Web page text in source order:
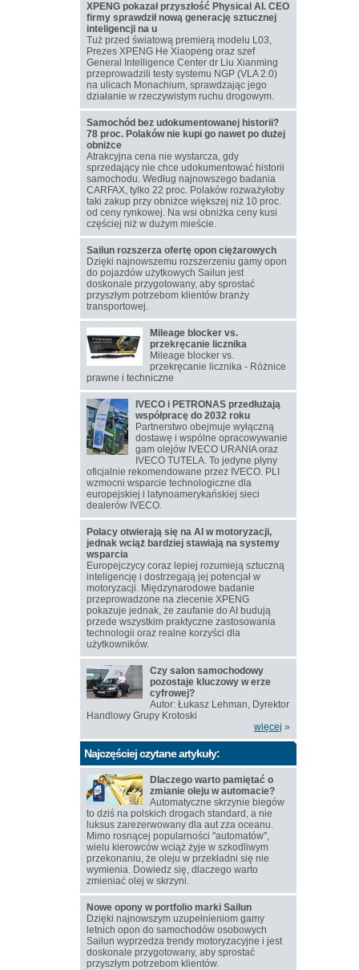
XPENG pokazał przyszłość Physical AI. CEO
firmy sprawdził nową generację sztucznej
inteligencji na u
Tuż przed światową premierą modelu L03,
Prezes XPENG He Xiaopeng oraz szef
General Intelligence Center dr Liu Xianming
przeprowadzili testy systemu NGP (VLA 2.0)
na ulicach Monachium, sprawdzając jego
działanie w rzeczywistym ruchu drogowym.
Samochód bez udokumentowanej historii?
78 proc. Polaków nie kupi go nawet po dużej
obniżce
Atrakcyjna cena nie wystarcza, gdy
sprzedający nie chce udokumentować historii
samochodu. Według najnowszego badania
CARFAX, tylko 22 proc. Polaków rozważyłoby
taki zakup przy obniżce większej niż 10 proc.
od ceny rynkowej. Na wsi obniżka ceny kusi
częściej niż w dużym mieście.
Sailun rozszerza ofertę opon ciężarowych
Dzięki najnowszemu rozszerzeniu gamy opon
do pojazdów użytkowych Sailun jest
doskonale przygotowany, aby sprostać
przyszłym potrzebom klientów branży
transportowej.
Mileage blocker vs.
przekręcanie licznika
Mileage blocker vs.
przekręcanie licznika - Różnice
prawne i techniczne
IVECO i PETRONAS przedłużają
współpracę do 2032 roku
Partnerstwo obejmuje wyłączną
dostawę i wspólne opracowywanie
gam olejów IVECO URANIA oraz
IVECO TUTELA. To jedyne płyny
oficjalnie rekomendowane przez IVECO. PLI
wzmocni wsparcie technologiczne dla
europejskiej i latynoamerykańskiej sieci
dealerów IVECO.
Polacy otwierają się na AI w motoryzacji,
jednak wciąż bardziej stawiają na systemy
wsparcia
Europejczycy coraz lepiej rozumieją sztuczną
inteligencję i dostrzegają jej potencjał w
motoryzacji. Międzynarodowe badanie
przeprowadzone na zlecenie XPENG
pokazuje jednak, że zaufanie do AI budują
przede wszystkim praktyczne zastosowania
technologii oraz realne korzyści dla
użytkowników.
Czy salon samochodowy
pozostaje kluczowy w erze
cyfrowej?
Autor: Łukasz Lehman, Dyrektor
Handlowy Grupy Krotoski
więcej »
Najczęściej czytane artykuły:
Dlaczego warto pamiętać o
zmianie oleju w automacie?
Automatyczne skrzynie biegów
to dziś na polskich drogach standard, a nie
luksus zarezerwowany dla aut zza oceanu.
Mimo rosnącej popularności "automatów",
wielu kierowców wciąż żyje w szkodliwym
przekonaniu, że oleju w przekładni się nie
wymienia. Dowiedz się, dlaczego warto
zmieniać olej w skrzyni.
Nowe opony w portfolio marki Sailun
Dzięki najnowszym uzupełnieniom gamy
letnich opon do samochodów osobowych
Sailun wyprzedza trendy motoryzacyjne i jest
doskonale przygotowany, aby sprostać
przyszłym potrzebom klientów.